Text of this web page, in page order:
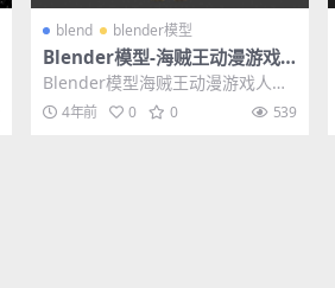
blend blender模型
Blender模型-海贼王动漫游戏
人物模型乔巴3D模型素材
Blender模型海贼王动漫游戏人物
模型乔巴3D模型素材 其他推荐: Bl
end...
4年前 0 0 539